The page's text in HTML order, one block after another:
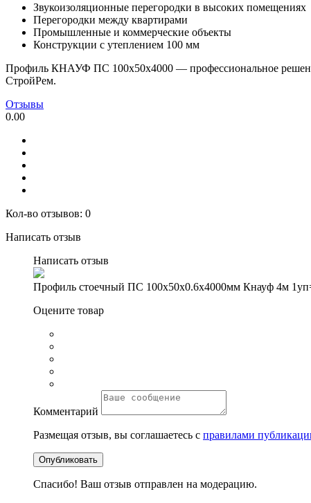
Звукоизоляционные перегородки в высоких помещениях
Перегородки между квартирами
Промышленные и коммерческие объекты
Конструкции с утеплением 100 мм
Профиль КНАУФ ПС 100х50х4000 — профессиональное
СтройРем.
Отзывы
0.00
Кол-во отзывов: 0
Написать отзыв
Написать отзыв
Профиль стоечный ПС 100х50х0.6х4000мм Кнауф 4м
Оцените товар
Комментарий
Размещая отзыв, вы соглашаетесь с правилами
Опубликовать
Спасибо! Ваш отзыв отправлен на модерацию.